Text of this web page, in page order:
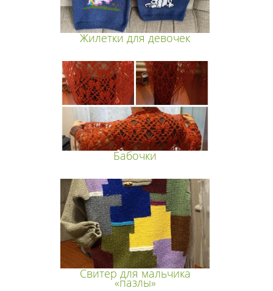
Жилетки для девочек
Бабочки
Свитер для мальчика
«пазлы»